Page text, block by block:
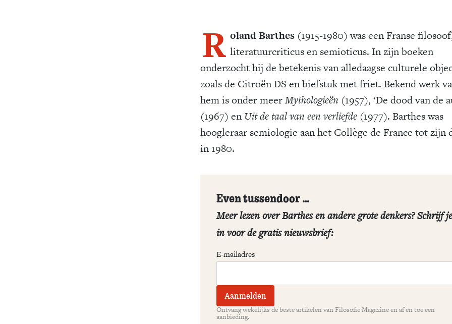
R oland Barthes(1915-1980) was een Franse
literatuurcriticus en semioticus. In zijn boeken
onderzocht hij de betekenis van alledaagse culturele
zoals de Citroën DS en biefstuk met friet. Bekend werk
hem is onder meerMythologieën (1957), ‘De dood van de
(1967) en Uit de taal van een verliefde(1977). Barthes was
hoogleraar semiologie aan het Collège de France tot zijn
in 1980.
Even tussendoor …
Meer lezen over Barthes en andere grote denkers? Schrijf je
in voor de gratis nieuwsbrief:
E-mailadres
Ontvang wekelijks de beste artikelen van Filosofie Magazine en af en toe een
aanbieding.